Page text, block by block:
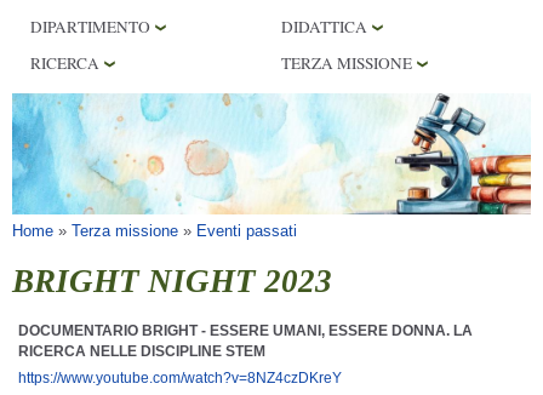
CENTRI DI RICERCA
LABORATORI
BIBLIOTECHE
SERVIZI
DIPARTIMENTO
DIDATTICA
RICERCA
TERZA MISSIONE
Tu sei qui
Home » Terza missione » Eventi passati
BRIGHT NIGHT 2023
DOCUMENTARIO BRIGHT - ESSERE UMANI, ESSERE DONNA. LA
RICERCA NELLE DISCIPLINE STEM
https://www.youtube.com/watch?v=8NZ4czDKreY